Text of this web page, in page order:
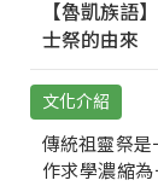
【魯凱族語
士祭的由來
文化介紹
傳統祖靈祭是
作求學濃縮